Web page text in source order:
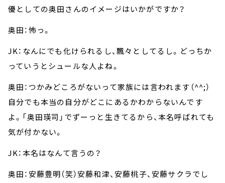
優としての奥田さんのイメージはいかがですか？
奥田：怖っ。
JK：なんにでも化けられるし、飄々としてるし。どっちか
っていうとシュールな人よね。
奥田：つかみどころがないって家族には言われます（^^;）
自分でも本当の自分がどこにあるかわからないんです
よ。「奥田瑛司」でずーっと生きてるから、本名呼ばれても
気が付かない。
JK：本名はなんて言うの？
奥田：安藤豊明（笑）安藤和津、安藤桃子、安藤サクラでし